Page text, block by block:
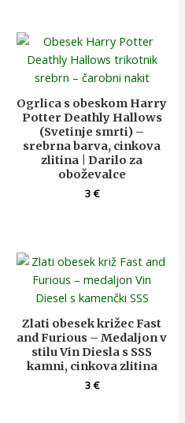
Ogrlica s obeskom Harry
Potter Deathly Hallows
(Svetinje smrti) –
srebrna barva, cinkova
zlitina | Darilo za
oboževalce
3€
Zlati obesek križec Fast
and Furious – Medaljon v
stilu Vin Diesla s SSS
kamni, cinkova zlitina
3€